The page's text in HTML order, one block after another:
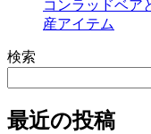
コンラッドベア
産アイテム
検索
最近の投稿